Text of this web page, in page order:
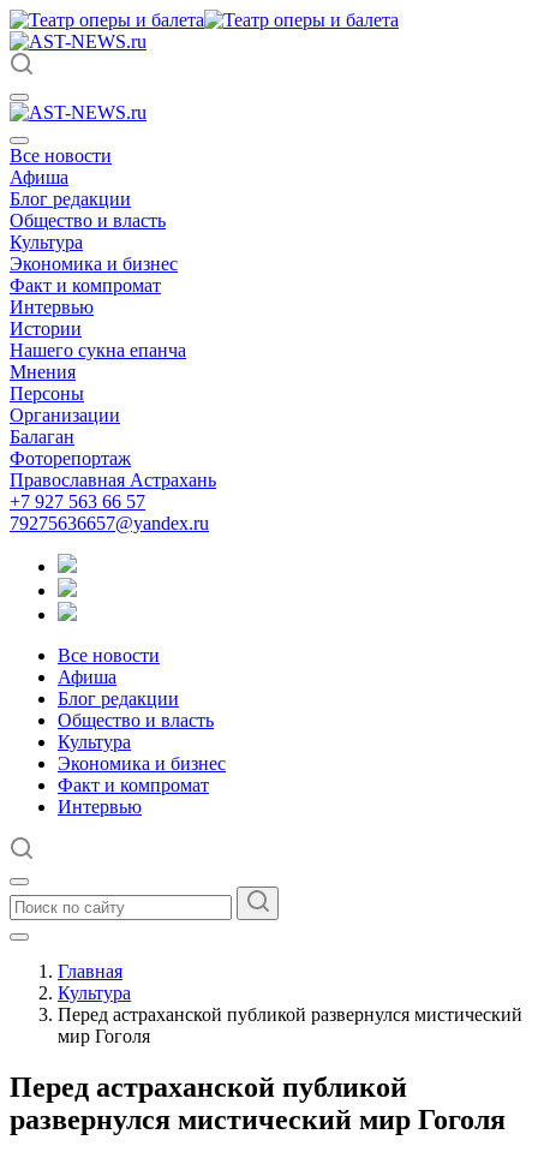
Все новости
Афиша
Блог редакции
Общество и власть
Культура
Экономика и бизнес
Факт и компромат
Интервью
Истории
Нашего сукна епанча
Мнения
Персоны
Организации
Балаган
Фоторепортаж
Православная Астрахань
+7 927 563 66 57
79275636657@yandex.ru
Все новости
Афиша
Блог редакции
Общество и власть
Культура
Экономика и бизнес
Факт и компромат
Интервью
Главная
Культура
Перед астраханской публикой развернулся мистический
мир Гоголя
Перед астраханской публикой
развернулся мистический мир Гоголя